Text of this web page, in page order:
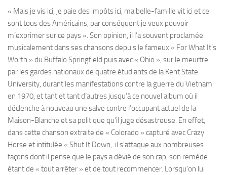
« Mais je vis ici, je paie des impôts ici, ma belle-famille vit ici et ce
sont tous des Américains, par conséquent je veux pouvoir
m’exprimer sur ce pays ». Son opinion, il l’a souvent proclamée
musicalement dans ses chansons depuis le fameux « For What It’s
Worth » du Buffalo Springfield puis avec « Ohio », sur le meurtre
par les gardes nationaux de quatre étudiants de la Kent State
University, durant les manifestations contre la guerre du Vietnam
en 1970, et tant et tant d’autres jusqu’à ce nouvel album où il
déclenche à nouveau une salve contre l’occupant actuel de la
Maison-Blanche et sa politique qu’il juge désastreuse. En effet,
dans cette chanson extraite de « Colorado » capturé avec Crazy
Horse et intitulée « Shut It Down, il s’attaque aux nombreuses
façons dont il pense que le pays a dévié de son cap, son remède
étant de « tout arrêter » et de tout recommencer. Lorsqu’on lui